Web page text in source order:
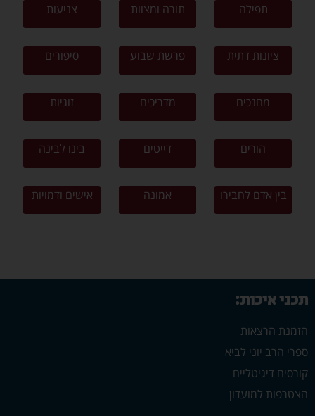
תפילה תורה ומצוות צניעות
ציונות דתית פרשת שבוע סיפורים
מחנכים מדריכים זוגיות
הורים דייטים בינו לבינה
בין אדם לחבירו אמונה אישים ודמויות
תכני איכות:
הזמנת הרצאות
ספרי הרב יוני לביא
קורסים דיגיטליים
הצטרפות למועדון